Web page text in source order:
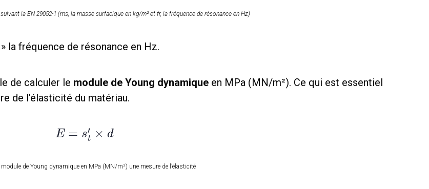
la EN 29052-1 (ms, la masse surfacique en kg/m² et fr, la fréquence de résonance en Hz)
la fréquence de résonance en Hz.
de calculer le module de Young dynamique en MPa (MN/m²). Ce qui est essentiel
de l’élasticité du matériau.
E = s′
t × d
de Young dynamique en MPa (MN/m²) une mesure de l’élasticité